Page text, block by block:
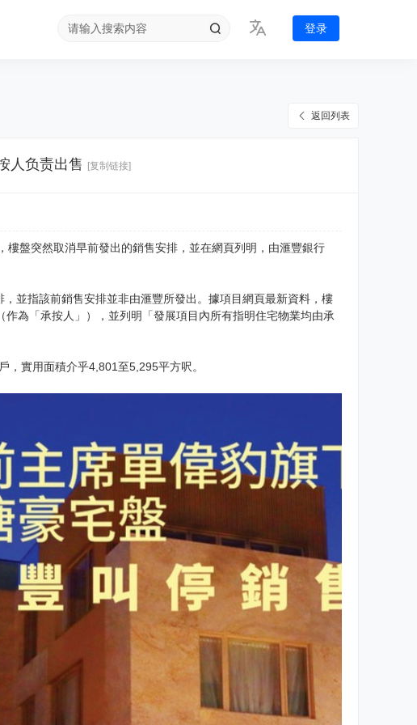
登录
返回列表
人负责出售 [复制链接]
盤突然取消早前發出的銷售安排，並在網頁列明，由滙豐銀行
並指該前銷售安排並非由滙豐所發出。據項目網頁最新資料，樓
為「承按人」），並列明「發展項目內所有指明住宅物業均由承
實用面積介乎4,801至5,295平方呎。